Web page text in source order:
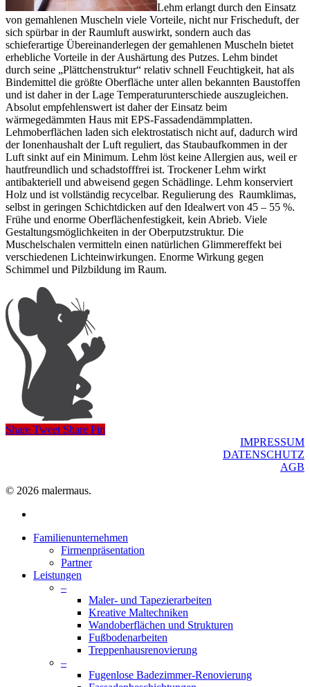
Lehm erlangt durch den Einsatz
von gemahlenen Muscheln viele Vorteile, nicht nur Frischeduft, der
sich spürbar in der Raumluft auswirkt, sondern auch das
schieferartige Übereinanderlegen der gemahlenen Muscheln bietet
erhebliche Vorteile in der Aushärtung des Putzes. Lehm bindet
durch seine „Plättchenstruktur“ relativ schnell Feuchtigkeit, hat als
Bindemittel die größte Oberfläche unter allen bekannten Baustoffen
und ist daher in der Lage Temperaturunterschiede auszugleichen.
Absolut empfehlenswert ist daher der Einsatz beim
wärmegedämmten Haus mit EPS-Fassadendämmplatten.
Lehmoberflächen laden sich elektrostatisch nicht auf, dadurch wird
der Ionenhaushalt der Luft reguliert, das Staubaufkommen in der
Luft sinkt auf ein Minimum. Lehm löst keine Allergien aus, weil er
hautfreundlich und schadstofffrei ist. Trockener Lehm wirkt
antibakteriell und abweisend gegen Schädlinge. Lehm konserviert
Holz und ist vollständig recycelbar. Regulierung des Raumklimas,
selbst in geringen Schichtdicken auf den Idealwert von 45 – 55 %.
Frühe und enorme Oberflächenfestigkeit, kein Abrieb. Viele
Gestaltungsmöglichkeiten in der Oberputzstruktur. Die
Muschelschalen vermitteln einen natürlichen Glimmereffekt bei
verschiedenen Lichteinwirkungen. Enorme Wirkung gegen
Schimmel und Pilzbildung im Raum.
Share Tweet Share Pin
IMPRESSUM
DATENSCHUTZ
AGB
© 2026 malermaus.
Close
Familienunternehmen
Firmenpräsentation
Partner
Leistungen
–
Maler- und Tapezierarbeiten
Kreative Maltechniken
Wandoberflächen und Strukturen
Fußbodenarbeiten
Treppenhausrenovierung
–
Fugenlose Badezimmer-Renovierung